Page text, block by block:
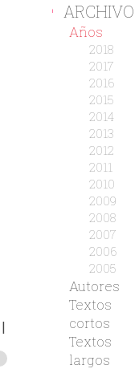
- ARCHIVO
Años
2018
2017
2016
2015
2014
2013
2012
2011
2010
2009
2008
2007
2006
2005
Autores
Textos
cortos
Textos
largos
|